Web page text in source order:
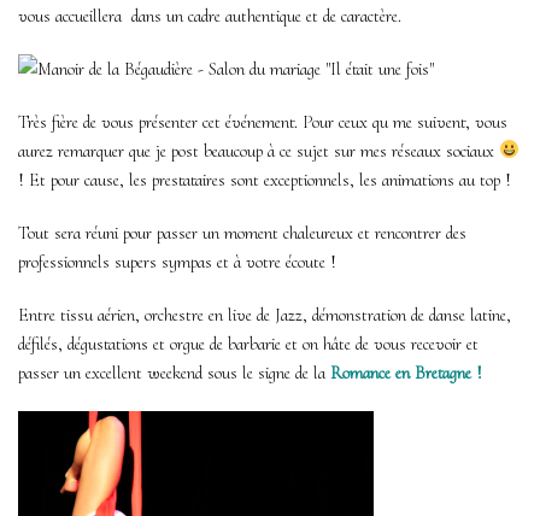
vous accueillera dans un cadre authentique et de caractère.
Très fière de vous présenter cet événement. Pour ceux qu me suivent, vous
aurez remarquer que je post beaucoup à ce sujet sur mes réseaux sociaux
! Et pour cause, les prestataires sont exceptionnels, les animations au top !
Tout sera réuni pour passer un moment chaleureux et rencontrer des
professionnels supers sympas et à votre écoute !
Entre tissu aérien, orchestre en live de Jazz, démonstration de danse latine,
défilés, dégustations et orgue de barbarie et on hâte de vous recevoir et
passer un excellent weekend sous le signe de la Romance en Bretagne !